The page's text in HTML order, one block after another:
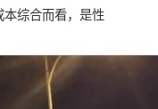
本综合而看，是性